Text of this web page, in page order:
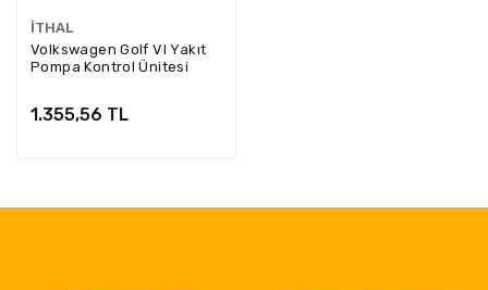
İTHAL
Volkswagen Golf VI Yakıt
Pompa Kontrol Ünitesi
1.355,56 TL